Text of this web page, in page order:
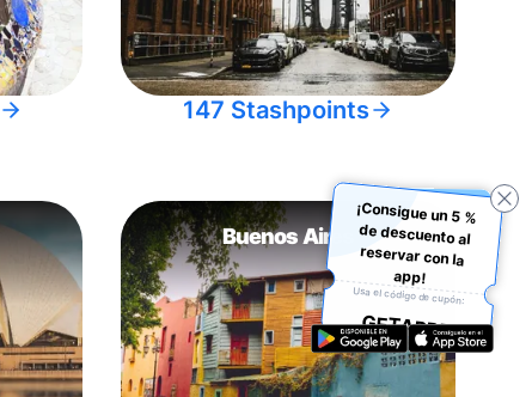
147 Stashpoints
Buenos Aires
¡Consigue un 5 %
de descuento al
reservar con la
app!
Usa el código de cupón:
GETAPP5